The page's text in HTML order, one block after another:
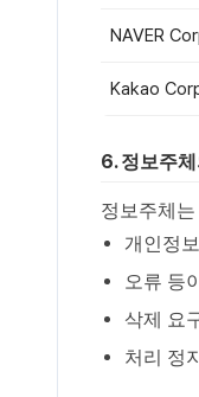
NAVER
Kakao
6. 정보주
정보주체
개인정
오류 등
삭제 요
처리 정